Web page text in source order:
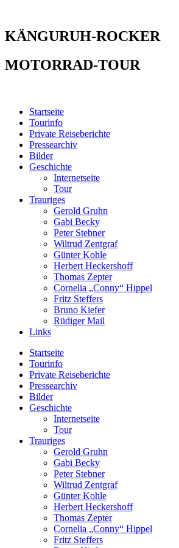
KÄNGURUH-ROCKER
MOTORRAD-TOUR
Startseite
Tourinfo
Private Reiseberichte
Pressearchiv
Bilder
Geschichte
Internetseite
Tour
Trauriges
Gerold Gruhn
Gabi Becky
Peter Stebner
Wiltrud Zentgraf
Günter Kohle
Herbert Heckershoff
Thomas Zepter
Cornelia „Conny“ Hippel
Fritz Steffers
Bruno Kiefer
Rüdiger Mail
Links
Startseite
Tourinfo
Private Reiseberichte
Pressearchiv
Bilder
Geschichte
Internetseite
Tour
Trauriges
Gerold Gruhn
Gabi Becky
Peter Stebner
Wiltrud Zentgraf
Günter Kohle
Herbert Heckershoff
Thomas Zepter
Cornelia „Conny“ Hippel
Fritz Steffers